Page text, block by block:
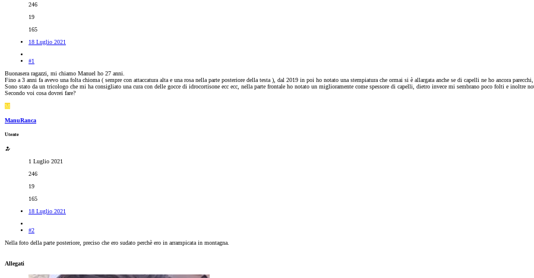
246
19
165
18 Luglio 2021
#1
Buonasera ragazzi, mi chiamo Manuel ho 27 anni.
Fino a 3 anni fa avevo una folta chioma ( sempre con attaccatura alta e una rosa nella parte posteriore della testa ), dal 2019 in poi ho notato una stempiatura che ormai si è allargata anche se di capelli ne ho ancora
Sono stato da un tricologo che mi ha consigliato una cura con delle gocce di idrocortisone ecc ecc, nella parte frontale ho notato un miglioramente come spessore di capelli, dietro invece mi sembrano poco folti e inoltre
Secondo voi cosa dovrei fare?
M
ManuRanca
Utente
1 Luglio 2021
246
19
165
18 Luglio 2021
#2
Nella foto della parte posteriore, preciso che ero sudato perchè ero in arrampicata in montagna.
Allegati